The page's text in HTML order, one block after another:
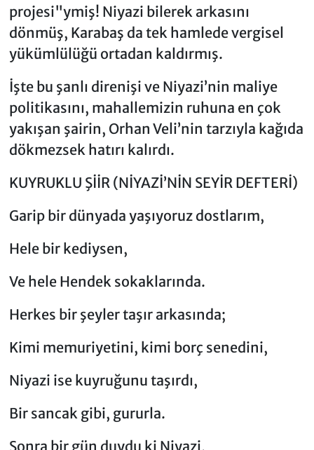
projesi"ymiş! Niyazi bilerek arkasını
dönmüş, Karabaş da tek hamlede vergisel
yükümlülüğü ortadan kaldırmış.
​İşte bu şanlı direnişi ve Niyazi’nin maliye
politikasını, mahallemizin ruhuna en çok
yakışan şairin, Orhan Veli’nin tarzıyla kağıda
dökmezsek hatırı kalırdı.
​KUYRUKLU ŞİİR (NİYAZİ’NİN SEYİR DEFTERİ)
​Garip bir dünyada yaşıyoruz dostlarım,
Hele bir kediysen,
Ve hele Hendek sokaklarında.
Herkes bir şeyler taşır arkasında;
Kimi memuriyetini, kimi borç senedini,
Niyazi ise kuyruğunu taşırdı,
Bir sancak gibi, gururla.
​Sonra bir gün duydu ki Niyazi,